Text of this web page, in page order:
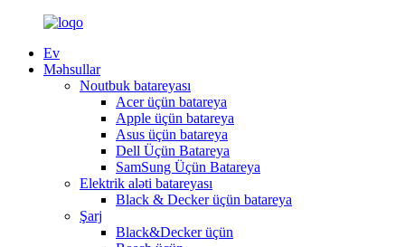
Ev
Məhsullar
Noutbuk batareyası
Acer üçün batareya
Apple üçün batareya
Asus üçün batareya
Dell Üçün Batareya
SamSung Üçün Batareya
Elektrik aləti batareyası
Black & Decker üçün batareya
Şarj
Black&Decker üçün